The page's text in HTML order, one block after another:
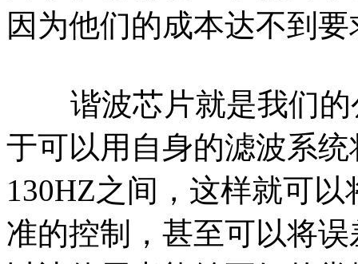
因为他们的成本达不到要
谐波芯片就是我们的
于可以用自身的滤波系
130HZ之间，这样就可
准的控制，甚至可以将